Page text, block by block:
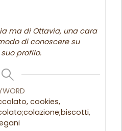
ma di Ottavia, una cara
di conoscere su
profilo.
cookies,